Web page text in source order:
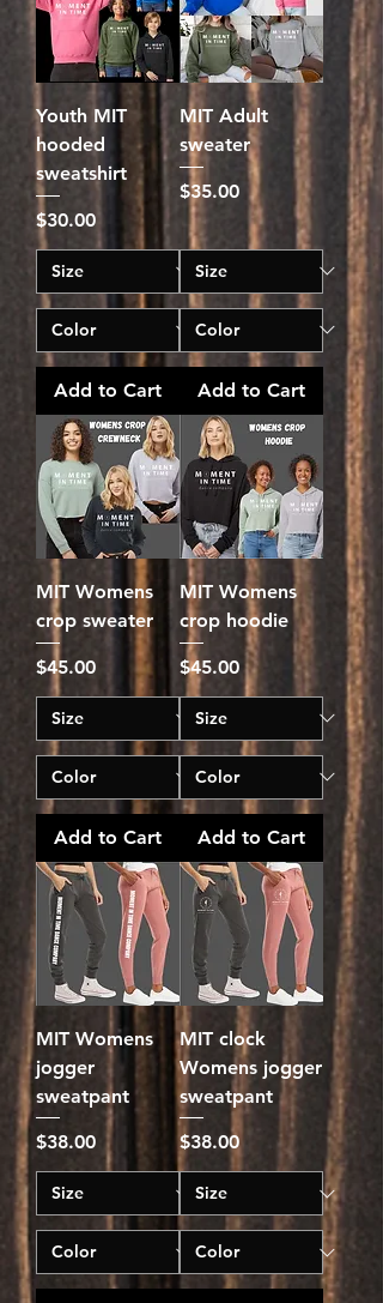
Youth MIT
hooded
sweatshirt
Price
$30.00
Add to Cart
MIT Adult
sweater
Price
$35.00
Add to Cart
MIT Womens
crop sweater
Price
$45.00
Add to Cart
MIT Womens
crop hoodie
Price
$45.00
Add to Cart
MIT Womens
jogger
sweatpant
Price
$38.00
MIT clock
Womens jogger
sweatpant
Price
$38.00